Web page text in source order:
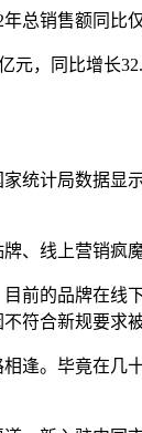
总销售额同比
元，同比增长
统计局数据显
、线上营销疯
前的品牌在
符合新规要求
逢。毕竟在